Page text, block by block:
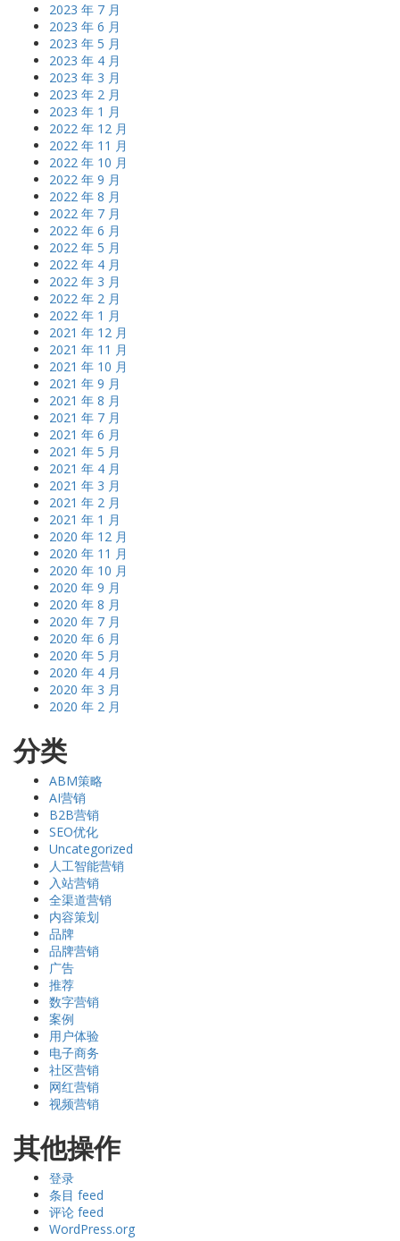
2023 年 7 月
2023 年 6 月
2023 年 5 月
2023 年 4 月
2023 年 3 月
2023 年 2 月
2023 年 1 月
2022 年 12 月
2022 年 11 月
2022 年 10 月
2022 年 9 月
2022 年 8 月
2022 年 7 月
2022 年 6 月
2022 年 5 月
2022 年 4 月
2022 年 3 月
2022 年 2 月
2022 年 1 月
2021 年 12 月
2021 年 11 月
2021 年 10 月
2021 年 9 月
2021 年 8 月
2021 年 7 月
2021 年 6 月
2021 年 5 月
2021 年 4 月
2021 年 3 月
2021 年 2 月
2021 年 1 月
2020 年 12 月
2020 年 11 月
2020 年 10 月
2020 年 9 月
2020 年 8 月
2020 年 7 月
2020 年 6 月
2020 年 5 月
2020 年 4 月
2020 年 3 月
2020 年 2 月
分类
ABM策略
AI营销
B2B营销
SEO优化
Uncategorized
人工智能营销
入站营销
全渠道营销
内容策划
品牌
品牌营销
广告
推荐
数字营销
案例
用户体验
电子商务
社区营销
网红营销
视频营销
其他操作
登录
条目 feed
评论 feed
WordPress.org